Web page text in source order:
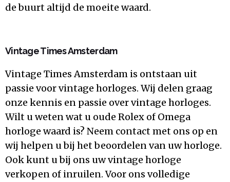
de buurt altijd de moeite waard.
Vintage Times Amsterdam
Vintage Times Amsterdam is ontstaan uit
passie voor vintage horloges. Wij delen graag
onze kennis en passie over vintage horloges.
Wilt u weten wat u oude Rolex of Omega
horloge waard is? Neem contact met ons op en
wij helpen u bij het beoordelen van uw horloge.
Ook kunt u bij ons uw vintage horloge
verkopen of inruilen. Voor ons volledige